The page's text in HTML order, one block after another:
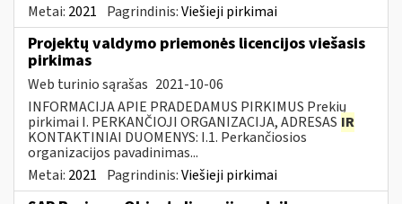
Metai: 2021 Pagrindinis:Viešieji pirkimai
Projektų valdymo priemonės licencijos viešasis
pirkimas
Web turinio sąrašas 2021-10-06
INFORMACIJA APIE PRADEDAMUS PIRKIMUS Prekių
pirkimai I. PERKANČIOJI ORGANIZACIJA, ADRESAS IR
KONTAKTINIAI DUOMENYS: I.1. Perkančiosios
organizacijos pavadinimas...
Metai: 2021 Pagrindinis:Viešieji pirkimai